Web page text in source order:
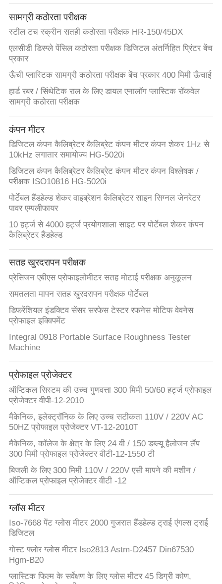
सामग्री कठोरता परीक्षक
स्टील टच स्क्रीन सतही कठोरता परीक्षक HR-150/45DX
एलसीडी डिस्प्ले पेंसिल कठोरता परीक्षक डिजिटल अंतर्निहित प्रिंटर बेंच
प्रकार
ऊँची प्लास्टिक सामग्री कठोरता परीक्षक बेंच प्रकार 400 मिमी ऊँचाई
हार्ड रबर / सिंथेटिक राल के लिए डायल एनालॉग प्लास्टिक रॉकवेल
सामग्री कठोरता परीक्षक
कंपन मीटर
डिजिटल कंपन कैलिब्रेटर कैलिब्रेट कंपन मीटर कंपन शेकर 1Hz से
10kHz लगातार समायोज्य HG-5020i
डिजिटल कंपन कैलिब्रेटर कैलिब्रेट कंपन मीटर कंपन विश्लेषक /
परीक्षक ISO10816 HG-5020i
पोर्टेबल हैंडहेल्ड शेकर वाइब्रेशन कैलिब्रेटर साइन सिग्नल जेनरेटर
पावर एम्पलीफायर
10 हर्ट्ज से 4000 हर्ट्ज प्रयोगशाला साइट पर पोर्टेबल शेकर कंपन
कैलिब्रेटर हैंडहेल्ड
सतह खुरदरापन परीक्षक
प्रेसिजन एबीएस प्रोफाइलोमीटर सतह मोटाई परीक्षक अनुकूलन
समतलता मापन सतह खुरदरापन परीक्षक पोर्टेबल
डिफरेंशियल इंडक्टिव सेंसर सरफेस टेस्टर रफनेस मोटिफ वेवनेस
प्रोफाइल इक्विपमेंट
Integral 0918 Portable Surface Roughness Tester
Machine
प्रोफाइल प्रोजेक्टर
ऑप्टिकल सिस्टम की उच्च गुणवत्ता 300 मिमी 50/60 हर्ट्ज प्रोफाइल
प्रोजेक्टर वीपी-12-2010
मैकेनिक, इलेक्ट्रॉनिक के लिए उच्च सटीकता 110V / 220V AC
50HZ प्रोफाइल प्रोजेक्टर VT-12-2010T
मैकेनिक, कॉलेज के क्षेत्र के लिए 24 वी / 150 डब्ल्यू हैलोजन लैंप
300 मिमी प्रोफाइल प्रोजेक्टर वीटी-12-1550 टी
बिजली के लिए 300 मिमी 110V / 220V एसी मापने की मशीन /
ऑप्टिकल प्रोफाइल प्रोजेक्टर वीटी -12
ग्लॉस मीटर
Iso-7668 पेंट ग्लोस मीटर 2000 गुजरात हैंडहेल्ड ट्राई एंगल्स ट्राई
डिजिटल
गोस्ट फ्लोर ग्लोस मीटर Iso2813 Astm-D2457 Din67530
Hgm-B20
प्लास्टिक फिल्म के सर्वेक्षण के लिए ग्लोस मीटर 45 डिग्री कोण,